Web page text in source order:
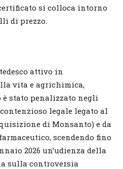
si colloca intorno
di prezzo.
attivo in
vita e agrichimica,
stato penalizzato negli
legale legato al
di Monsanto) e da
scendendo fino
2026 un’udienza della
sulla controversia